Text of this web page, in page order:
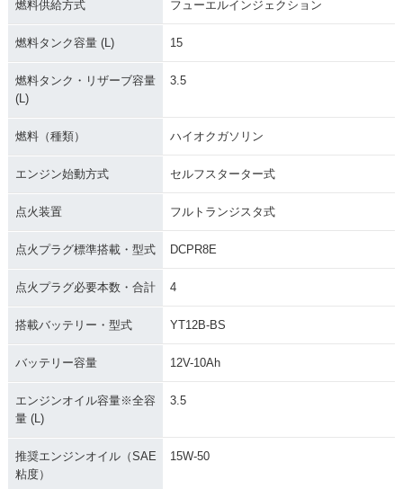
燃料供給方式 フューエルインジェクション
燃料タンク容量 (L) 15
燃料タンク・リザーブ容量
(L)
3.5
燃料（種類） ハイオクガソリン
エンジン始動方式 セルフスターター式
点火装置 フルトランジスタ式
点火プラグ標準搭載・型式 DCPR8E
点火プラグ必要本数・合計 4
搭載バッテリー・型式 YT12B-BS
バッテリー容量 12V-10Ah
エンジンオイル容量※全容
量 (L)
3.5
推奨エンジンオイル（SAE
粘度）
15W-50